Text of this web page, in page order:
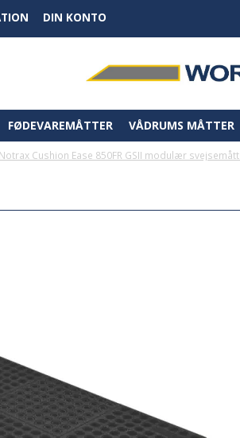
DIN KONTO
FØDEVAREMÅTTER VÅDRUMS MÅTTER
Notrax Cushion Ease 850FR GSII modulær